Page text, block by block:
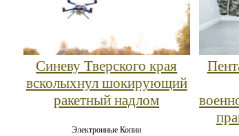
Синеву Тверского края
всколыхнул шокирующий
ракетный надлом
Электронные Копии